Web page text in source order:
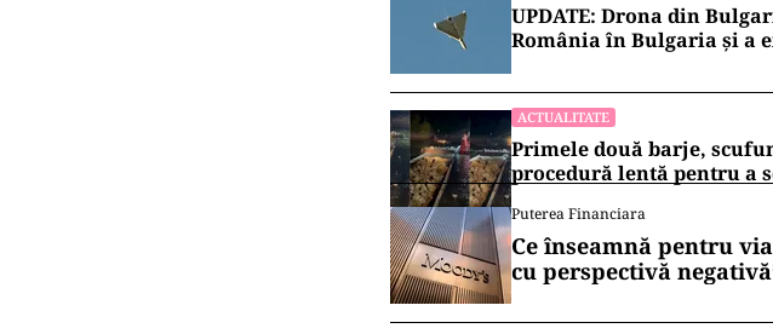
UPDATE: Drona din
România în Bulgaria şi a
ACTUALITATE
Primele două barje,
procedură lentă pentru a
Puterea Financiara
Ce înseamnă pentru
cu perspectivă